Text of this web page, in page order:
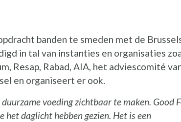
banden te smeden met de
in tal van instanties en organisaties
Resap, Rabad, AIA, het adviescomité
en organiseert er ook.
voeding zichtbaar te maken. Good
daglicht hebben gezien. Het is een